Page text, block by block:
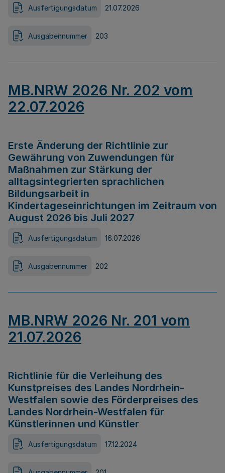
Ausfertigungsdatum 21.07.2026
Ausgabennummer 203
MB.NRW 2026 Nr. 202 vom
22.07.2026
Erste Änderung der Richtlinie zur
Gewährung von Zuwendungen für
Maßnahmen zur Stärkung der
alltagsintegrierten sprachlichen
Bildungsarbeit in
Kindertageseinrichtungen im Zeitraum von
August 2026 bis Juli 2027
Ausfertigungsdatum 16.07.2026
Ausgabennummer 202
MB.NRW 2026 Nr. 201 vom
21.07.2026
Richtlinie für die Verleihung des
Kunstpreises des Landes Nordrhein-
Westfalen sowie des Förderpreises des
Landes Nordrhein-Westfalen für
Künstlerinnen und Künstler
Ausfertigungsdatum 17.12.2024